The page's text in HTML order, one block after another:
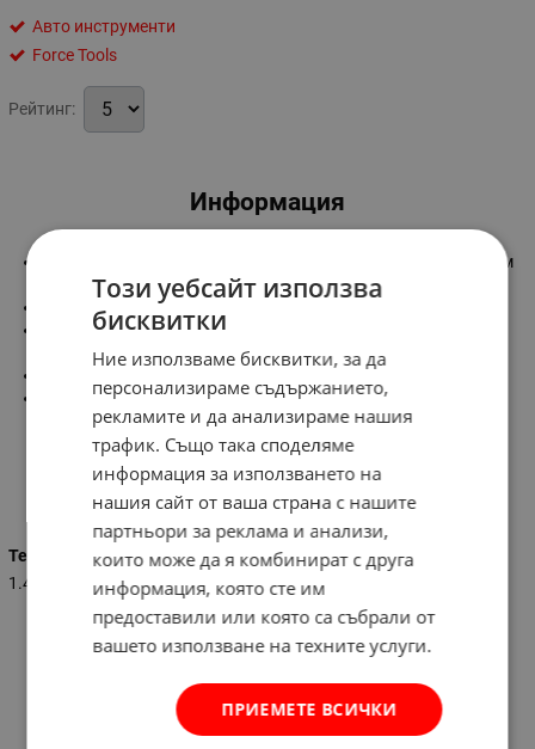
Авто инструменти
Force Tools
Рейтинг:
Информация
Ключ за маслен филтър тричелюстен e регулируем от 95 мм
по цялата дължина до 165 мм
Плътно захваща филтъра за лесно отстраняване
При по-голям въртящ момент, зъбците се захващат по-
здраво, което позволява по-лесно и по-бързо действие
Захват: 1 / 2''
Характеристики
Тегло (кг.)
1.400
Този уебсайт използва
бисквитки
Ние използваме бисквитки, за да
персонализираме съдържанието,
рекламите и да анализираме нашия
трафик. Също така споделяме
информация за използването на
нашия сайт от ваша страна с нашите
партньори за реклама и анализи,
които може да я комбинират с друга
информация, която сте им
предоставили или която са събрали от
вашето използване на техните услуги.
ПРИЕМЕТЕ ВСИЧКИ